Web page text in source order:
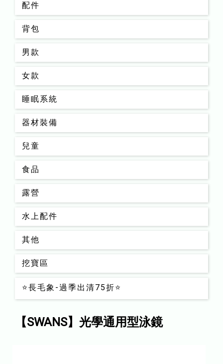
配件
背包
男款
女款
睡眠系統
器材裝備
兒童
食品
露營
水上配件
其他
挖寶區
⭐長毛象-過季出清75折⭐
【SWANS】光學通用型泳鏡